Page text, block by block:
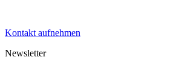
Kontakt aufnehmen
Newsletter